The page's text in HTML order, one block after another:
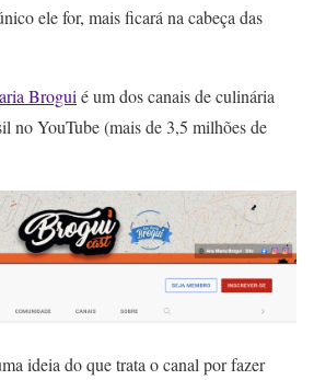
ele for, mais ficará na cabeça das
Broguié um dos canais de culinária
no YouTube (mais de 3,5 milhões de
ideia do que trata o canal por fazer